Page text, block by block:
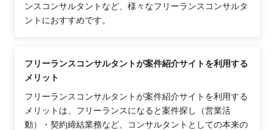
ンスコンサルタントなど、様々なフリーランスコンサルタ
ントにおすすめです。
フリーランスコンサルタントが案件紹介サイトを利用する
メリット
フリーランスコンサルタントが案件紹介サイトを利用する
メリットは、フリーランスになると案件探し（営業活
動）・契約締結業務など、コンサルタントとしての本来の